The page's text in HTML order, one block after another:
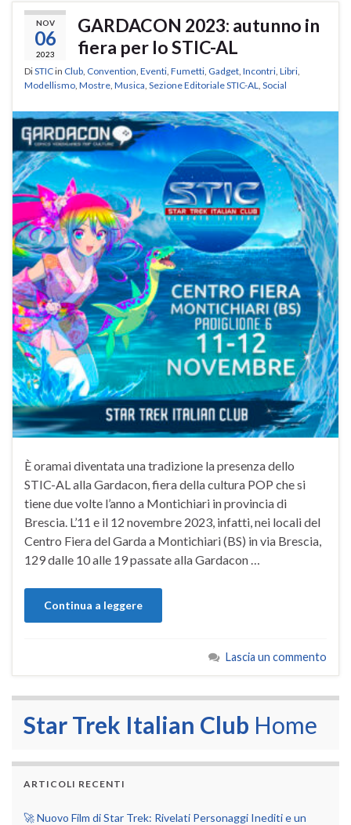
NOV
06
2023
GARDACON 2023: autunno in
fiera per lo STIC-AL
DiSTICin Club Convention Eventi Fumetti Gadget Incontri Libri
Modellismo Mostre Musica Sezione Editoriale STIC-AL Social
È oramai diventata una tradizione la presenza dello
STIC-AL alla Gardacon, fiera della cultura POP che si
tiene due volte l’anno a Montichiari in provincia di
Brescia. L’11 e il 12 novembre 2023, infatti, nei locali del
Centro Fiera del Garda a Montichiari (BS) in via Brescia,
129 dalle 10 alle 19 passate alla Gardacon …
Continua a leggere
Lascia un commento
Star Trek Italian Club Home
ARTICOLI RECENTI
🚀 Nuovo Film di Star Trek: Rivelati Personaggi Inediti e un